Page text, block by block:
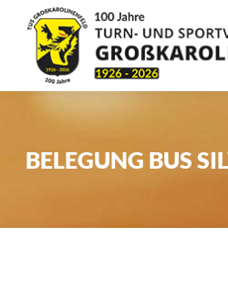
BELEGUNG BUS